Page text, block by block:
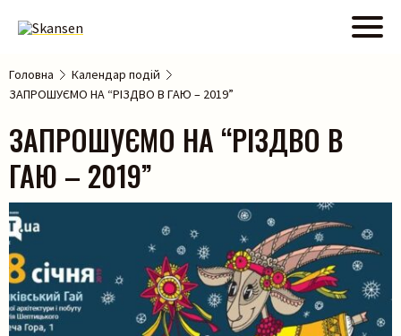
Головна
Календар подій
ЗАПРОШУЄМО НА “РІЗДВО В ГАЮ – 2019”
ЗАПРОШУЄМО НА “РІЗДВО В
ГАЮ – 2019”